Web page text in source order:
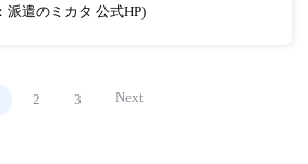
派遣のミカタ 公式HP)
2 3 Next